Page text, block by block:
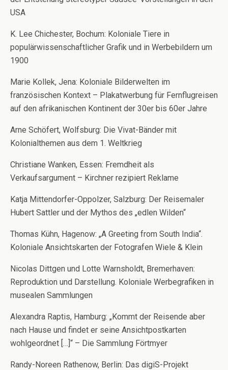
USA
K. Lee Chichester, Bochum: Koloniale Tiere in
populärwissenschaftlicher Grafik und in Werbebildern um
1900
Marie Kollek, Jena: Koloniale Bilderwelten im
französischen Kontext – Plakatwerbung für Fernflugreisen
auf den afrikanischen Kontinent der 30er bis 60er Jahre
Arne Schöfert, Wolfsburg: Die Vivat-Bänder mit
Kolonialthemen aus dem 1. Weltkrieg
Christiane Wanken, Essen: Fremdheit als
Verkaufsargument – Kirchner rezipiert Reklame
Katja Mittendorfer-Oppolzer, Salzburg: Der Reisemaler
Hubert Sattler und der Mythos des „edlen Wilden“
Thomas Kühn, Hagenow: „A Greeting from South India“.
Koloniale Ansichtskarten der Fotografen Wiele & Klein
Nicolas Dittgen und Lotte Warnsholdt, Bremerhaven:
Reproduktion und Darstellung. Koloniale Werbegrafiken in
musealen Sammlungen
Alexandra Raptis, Hamburg: „Kommt der Reisende aber
nach Hause und findet er seine Ansichtpostkarten
wohlgeordnet […]“ – Die Sammlung Förtmyer
Randy-Noreen Rathenow, Berlin: Das digiS-Projekt